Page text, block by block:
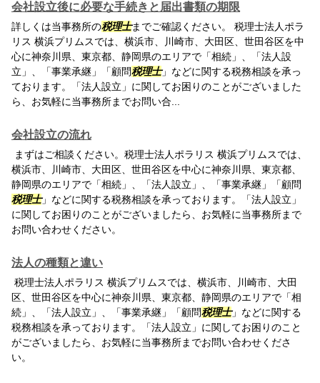
会社設立後に必要な手続きと届出書類の期限
詳しくは当事務所の税理士までご確認ください。 税理士法人ポラ
リス 横浜プリムスでは、横浜市、川崎市、大田区、世田谷区を中
心に神奈川県、東京都、静岡県のエリアで「相続」、「法人設
立」、「事業承継」「顧問税理士」などに関する税務相談を承っ
ております。「法人設立」に関してお困りのことがございました
ら、お気軽に当事務所までお問い合...
会社設立の流れ
まずはご相談ください。税理士法人ポラリス 横浜プリムスでは、
横浜市、川崎市、大田区、世田谷区を中心に神奈川県、東京都、
静岡県のエリアで「相続」、「法人設立」、「事業承継」「顧問
税理士」などに関する税務相談を承っております。「法人設立」
に関してお困りのことがございましたら、お気軽に当事務所まで
お問い合わせください。
法人の種類と違い
税理士法人ポラリス 横浜プリムスでは、横浜市、川崎市、大田
区、世田谷区を中心に神奈川県、東京都、静岡県のエリアで「相
続」、「法人設立」、「事業承継」「顧問税理士」などに関する
税務相談を承っております。「法人設立」に関してお困りのこと
がございましたら、お気軽に当事務所までお問い合わせくださ
い。